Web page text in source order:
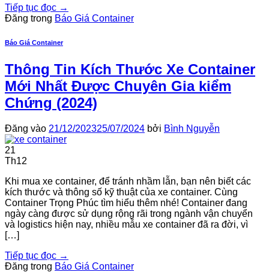
Tiếp tục đọc →
Đăng trong Báo Giá Container
Báo Giá Container
Thông Tin Kích Thước Xe Container
Mới Nhất Được Chuyên Gia kiểm
Chứng (2024)
Đăng vào 21/12/202325/07/2024 bởi Bình Nguyễn
21
Th12
Khi mua xe container, để tránh nhầm lẫn, bạn nên biết các
kích thước và thông số kỹ thuật của xe container. Cùng
Container Trọng Phúc tìm hiểu thêm nhé! Container đang
ngày càng được sử dụng rộng rãi trong ngành vận chuyển
và logistics hiện nay, nhiều mẫu xe container đã ra đời, vì
[…]
Tiếp tục đọc →
Đăng trong Báo Giá Container